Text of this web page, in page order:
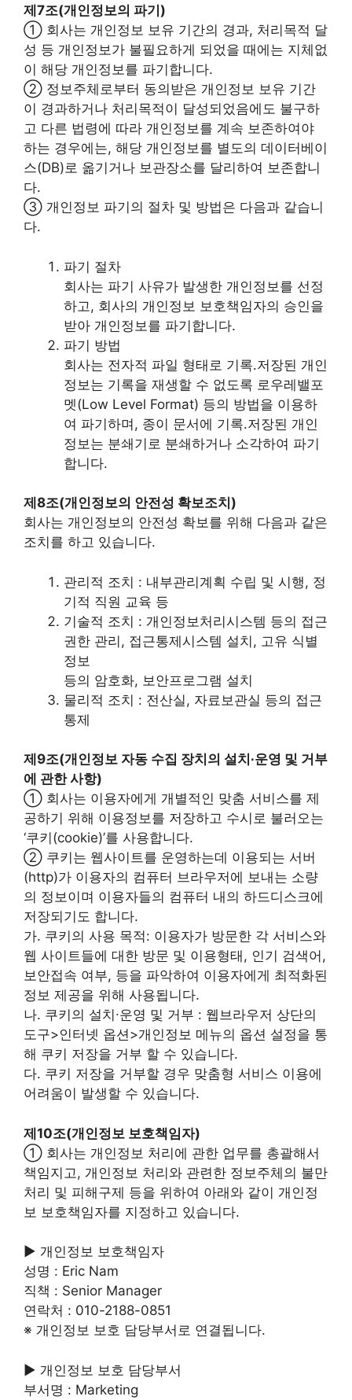
제7조(개인정보의 파기)
① 회사는 개인정보 보유 기간의 경과, 처리목적 달
성 등 개인정보가 불필요하게 되었을 때에는 지체없
이 해당 개인정보를 파기합니다.
② 정보주체로부터 동의받은 개인정보 보유 기간
이 경과하거나 처리목적이 달성되었음에도 불구하
고 다른 법령에 따라 개인정보를 계속 보존하여야
하는 경우에는, 해당 개인정보를 별도의 데이터베이
스(DB)로 옮기거나 보관장소를 달리하여 보존합니
다.
③ 개인정보 파기의 절차 및 방법은 다음과 같습니
다.
파기 절차
회사는 파기 사유가 발생한 개인정보를 선정
하고, 회사의 개인정보 보호책임자의 승인을
받아 개인정보를 파기합니다.
파기 방법
회사는 전자적 파일 형태로 기록․저장된 개인
정보는 기록을 재생할 수 없도록 로우레밸포
멧(Low Level Format) 등의 방법을 이용하
여 파기하며, 종이 문서에 기록․저장된 개인
정보는 분쇄기로 분쇄하거나 소각하여 파기
합니다.
제8조(개인정보의 안전성 확보조치)
회사는 개인정보의 안전성 확보를 위해 다음과 같은
조치를 하고 있습니다.
관리적 조치 : 내부관리계획 수립 및 시행, 정
기적 직원 교육 등
기술적 조치 : 개인정보처리시스템 등의 접근
권한 관리, 접근통제시스템 설치, 고유 식별
정보
등의 암호화, 보안프로그램 설치
물리적 조치 : 전산실, 자료보관실 등의 접근
통제
제9조(개인정보 자동 수집 장치의 설치∙운영 및 거부
에 관한 사항)
① 회사는 이용자에게 개별적인 맞춤 서비스를 제
공하기 위해 이용정보를 저장하고 수시로 불러오는
‘쿠키(cookie)’를 사용합니다.
② 쿠키는 웹사이트를 운영하는데 이용되는 서버
(http)가 이용자의 컴퓨터 브라우저에 보내는 소량
의 정보이며 이용자들의 컴퓨터 내의 하드디스크에
저장되기도 합니다.
가. 쿠키의 사용 목적: 이용자가 방문한 각 서비스와
웹 사이트들에 대한 방문 및 이용형태, 인기 검색어,
보안접속 여부, 등을 파악하여 이용자에게 최적화된
정보 제공을 위해 사용됩니다.
나. 쿠키의 설치∙운영 및 거부 : 웹브라우저 상단의
도구>인터넷 옵션>개인정보 메뉴의 옵션 설정을 통
해 쿠키 저장을 거부 할 수 있습니다.
다. 쿠키 저장을 거부할 경우 맞춤형 서비스 이용에
어려움이 발생할 수 있습니다.
제10조(개인정보 보호책임자)
① 회사는 개인정보 처리에 관한 업무를 총괄해서
책임지고, 개인정보 처리와 관련한 정보주체의 불만
처리 및 피해구제 등을 위하여 아래와 같이 개인정
보 보호책임자를 지정하고 있습니다.
▶ 개인정보 보호책임자
성명 : Eric Nam
직책 : Senior Manager
연락처 : 010-2188-0851
※ 개인정보 보호 담당부서로 연결됩니다.
▶ 개인정보 보호 담당부서
부서명 : Marketing